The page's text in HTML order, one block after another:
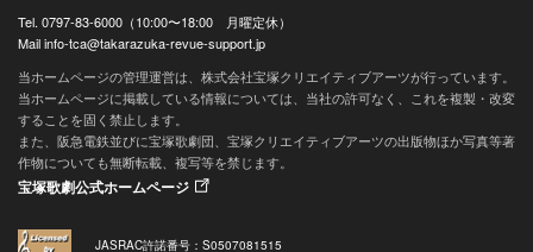
Tel. 0797-83-6000（10:00〜18:00 月曜定休）
Mail info-tca@takarazuka-revue-support.jp
当ホームページの管理運営は、株式会社宝塚クリエイティブアーツが行っています。
当ホームページに掲載している情報については、当社の許可なく、これを複製・改変
することを固く禁止します。
また、阪急電鉄並びに宝塚歌劇団、宝塚クリエイティブアーツの出版物ほか写真等著
作物についても無断転載、複写等を禁じます。
宝塚歌劇公式ホームページ
JASRAC許諾番号：S0507081515